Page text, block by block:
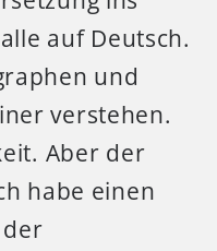
auf Deutsch.
und
verstehen.
Aber der
habe einen